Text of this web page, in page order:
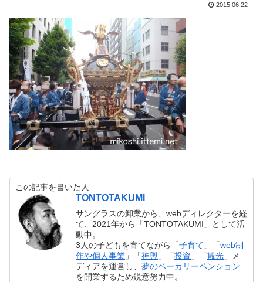
2015.06.22
この記事を書いた人
TONTOTAKUMI
サングラスの卸業から、webディレクターを経
て、2021年から「TONTOTAKUMI」として活
動中。
3人の子どもを育てながら「子育て 」「web制
作や個人事業 」「神輿 」「投資 」「観光 」メ
ディアを運営し、夢のベーカリーペンション
を開業するため鋭意努力中。